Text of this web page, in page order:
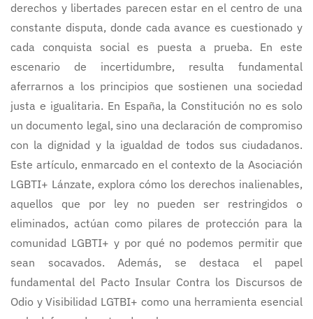
derechos y libertades parecen estar en el centro de una
constante disputa, donde cada avance es cuestionado y
cada conquista social es puesta a prueba. En este
escenario de incertidumbre, resulta fundamental
aferrarnos a los principios que sostienen una sociedad
justa e igualitaria. En España, la Constitución no es solo
un documento legal, sino una declaración de compromiso
con la dignidad y la igualdad de todos sus ciudadanos.
Este artículo, enmarcado en el contexto de la Asociación
LGBTI+ Lánzate, explora cómo los derechos inalienables,
aquellos que por ley no pueden ser restringidos o
eliminados, actúan como pilares de protección para la
comunidad LGBTI+ y por qué no podemos permitir que
sean socavados. Además, se destaca el papel
fundamental del Pacto Insular Contra los Discursos de
Odio y Visibilidad LGTBI+ como una herramienta esencial